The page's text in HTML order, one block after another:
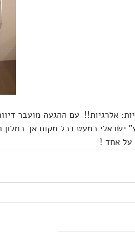
אלרגיות!!  עם ההגעה מועבר
ישראלי כמעט בכל מקום אך במלון
על אחד !